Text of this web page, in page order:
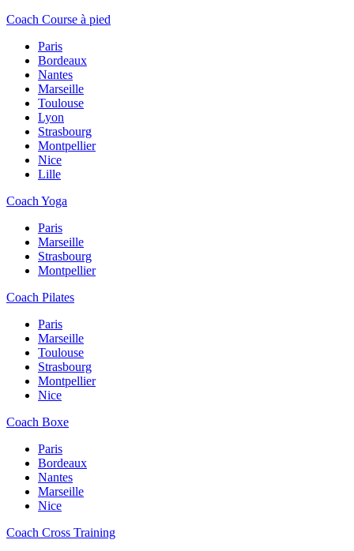
Coach Course à pied
Paris
Bordeaux
Nantes
Marseille
Toulouse
Lyon
Strasbourg
Montpellier
Nice
Lille
Coach Yoga
Paris
Marseille
Strasbourg
Montpellier
Coach Pilates
Paris
Marseille
Toulouse
Strasbourg
Montpellier
Nice
Coach Boxe
Paris
Bordeaux
Nantes
Marseille
Nice
Coach Cross Training